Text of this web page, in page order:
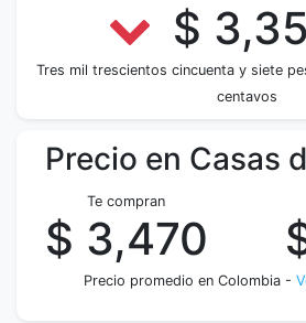
$
Tres mil trescientos cincuenta y siete
centavos
Precio en Casas
Te compran
$ 3,470
Precio promedio en Colombia -